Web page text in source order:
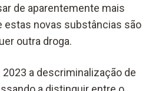
de aparentemente mais
estas novas substâncias são
outra droga.
a descriminalização de